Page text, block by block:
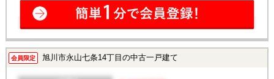
会員限定 旭川市永山七条14丁目の中古一戸建て